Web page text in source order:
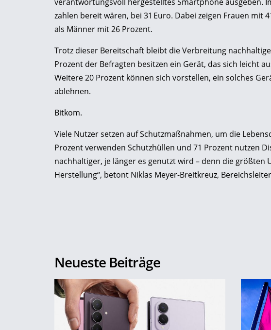
verantwortungsvoll hergestelltes Smartphone ausgeben.
zahlen bereit wären, bei 31 Euro. Dabei zeigen Frauen
als Männer mit 26 Prozent.
Trotz dieser Bereitschaft bleibt die Verbreitung
Prozent der Befragten besitzen ein Gerät, das sich leicht
Weitere 20 Prozent können sich vorstellen, ein solches
ablehnen.
Bitkom.
Viele Nutzer setzen auf Schutzmaßnahmen, um die
Prozent verwenden Schutzhüllen und 71 Prozent nutzen
nachhaltiger, je länger es genutzt wird – denn die
Herstellung“, betont Niklas Meyer-Breitkreuz,
Neueste Beiträge